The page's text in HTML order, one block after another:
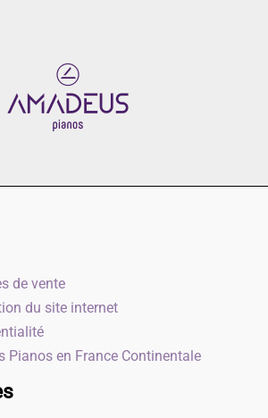
de vente
du site internet
Pianos en France Continentale